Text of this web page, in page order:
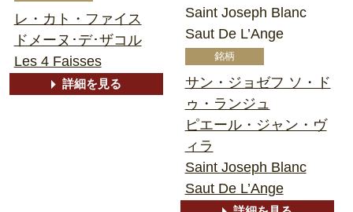
レ・カト・ファイス
ドメーヌ･デ･ザコル
Les 4 Faisses
詳細を見る
Saint Joseph Blanc
Saut De L’Ange
サン・ジョゼフ ソ・ド
ゥ・ランジュ
ピエール・ジャン・ヴ
ィラ
Saint Joseph Blanc
Saut De L’Ange